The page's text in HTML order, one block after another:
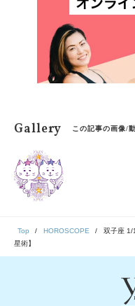
て自分を知
ルを活用し
た。
Gallery この記事の画像/
Top HOROSCOPE
双子座 1/
星術】